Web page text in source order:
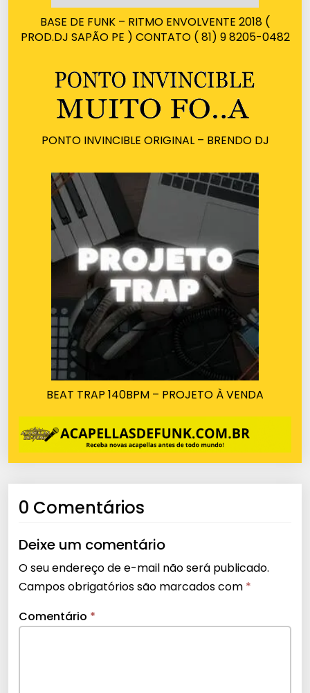
BASE DE FUNK – RITMO ENVOLVENTE 2018 (
PROD.DJ SAPÃO PE ) CONTATO ( 81) 9 8205-0482
PONTO INVINCIBLE ORIGINAL – BRENDO DJ
BEAT TRAP 140BPM – PROJETO À VENDA
0 Comentários
Deixe um comentário
O seu endereço de e-mail não será publicado.
Campos obrigatórios são marcados com *
Comentário *